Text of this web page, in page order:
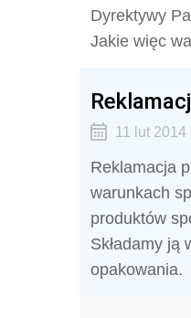
Dyrektywy
Jakie więc
11 lut 2014
Reklamacja
warunkach
produktów
Składamy ją
opakowania.